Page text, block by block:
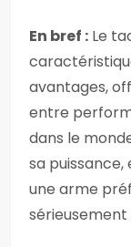
En bref : Le
avantages,
entre
dans le
sa
une arme